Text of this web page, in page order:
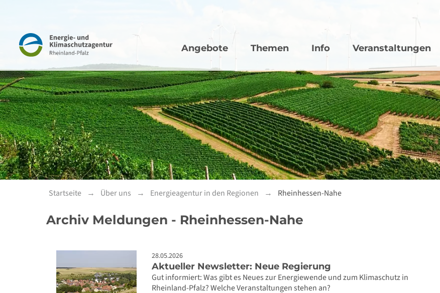
Navigation Hauptnavigation
Angebote Themen Info Veranstaltungen
Startseite Über uns Energieagentur in den Regionen Rheinhessen-Nahe
Archiv Meldungen - Rheinhessen-Nahe
28.05.2026
Aktueller Newsletter: Neue Regierung
Gut informiert: Was gibt es Neues zur Energiewende und zum Klimaschutz in
Rheinland-Pfalz? Welche Veranstaltungen stehen an?